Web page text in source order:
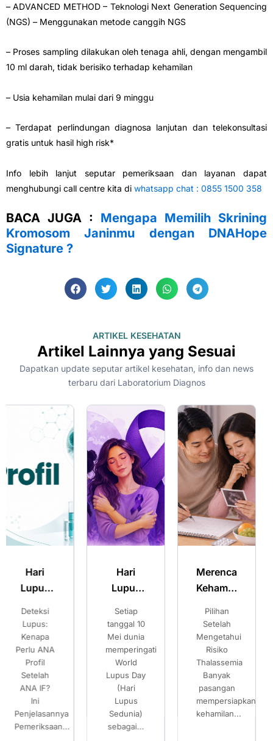
– ADVANCED METHOD – Teknologi Next Generation Sequencing
(NGS) – Menggunakan metode canggih NGS
– Proses sampling dilakukan oleh tenaga ahli, dengan mengambil
10 ml darah, tidak berisiko terhadap kehamilan
– Usia kehamilan mulai dari 9 minggu
– Terdapat perlindungan diagnosa lanjutan dan telekonsultasi
gratis untuk hasil high risk*
Info lebih lanjut seputar pemeriksaan dan layanan dapat
menghubungi call centre kita di whatsapp chat : 0855 1500 358
BACA JUGA : Mengapa Memilih Skrining
Kromosom Janinmu dengan DNAHope
Signature ?
ARTIKEL KESEHATAN
Artikel Lainnya yang Sesuai
Dapatkan update seputar artikel kesehatan, info dan news
terbaru dari Laboratorium Diagnos
Hari
Lupus
Gejala
Lupus
dan
Pentingnya
Pemeriksaan
ANA IF
Setiap
tanggal 10
Mei dunia
memperingati
World
Lupus Day
(Hari
Lupus
Sedunia)
sebagai...
Merencanakan
Kehamilan
Pilihan
Setelah
Mengetahui
Risiko
Thalassemia
Pilihan
Setelah
Mengetahui
Risiko
Thalassemia
Banyak
pasangan
mempersiapkan
kehamilan...
Hari
Thalassemia
Pentingnya
Skrining
untuk
Mencegah
Risiko
pada
Generasi
Pentingnya
Skrining
Dini untuk
Mencegah
Risiko
pada
Generasi
Mendatang
Setiap